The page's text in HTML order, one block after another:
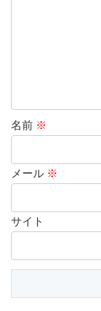
名前 ※
メール ※
サイト